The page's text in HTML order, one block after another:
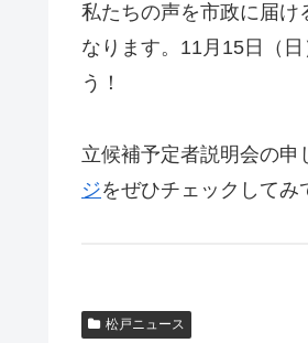
私たちの声を市政に届け
なります。11月15日（
う！
立候補予定者説明会の申
ジをぜひチェックしてみ
松戸ニュース